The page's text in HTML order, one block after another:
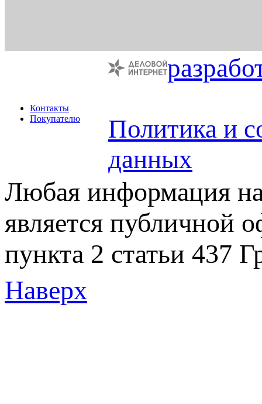
Контакты
Покупателю
Политика и
данных
Любая информация на
является публичной
пункта 2 статьи 437
Наверх